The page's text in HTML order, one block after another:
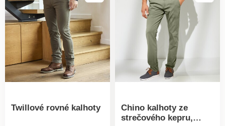
Twillové rovné kalhoty
Chino kalhoty ze
strečového kepru,